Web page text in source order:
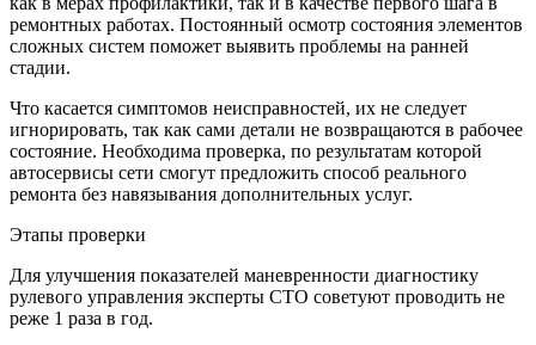
ремонтных работах. Постоянный осмотр состояния элементов
сложных систем поможет выявить проблемы на ранней
стадии.
Что касается симптомов неисправностей, их не следует
игнорировать, так как сами детали не возвращаются в рабочее
состояние. Необходима проверка, по результатам которой
автосервисы сети смогут предложить способ реального
ремонта без навязывания дополнительных услуг.
Этапы проверки
Для улучшения показателей маневренности диагностику
рулевого управления эксперты СТО советуют проводить не
реже 1 раза в год.